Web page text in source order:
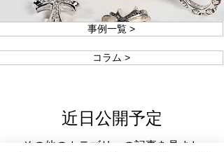
コラム >
事例一覧 >
近日公開予定
その他のカテゴリーの記事を見まし